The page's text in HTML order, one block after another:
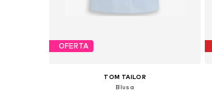
OFERTA
TOM TAILOR
Blusa